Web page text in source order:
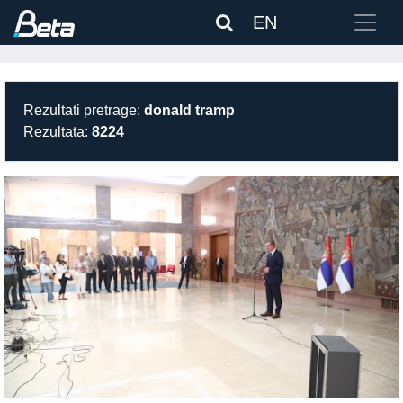
EN
Rezultati pretrage: donald tramp
Rezultata: 8224